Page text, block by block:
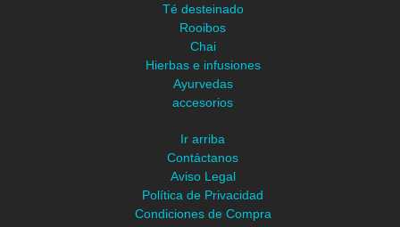
Té desteinado
Rooibos
Chai
Hierbas e infusiones
Ayurvedas
accesorios
Ir arriba
Contáctanos
Aviso Legal
Política de Privacidad
Condiciones de Compra